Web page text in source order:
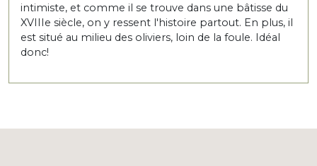
intimiste, et comme il se trouve dans une bâtisse du
XVIIIe siècle, on y ressent l'histoire partout. En plus, il
est situé au milieu des oliviers, loin de la foule. Idéal
donc!